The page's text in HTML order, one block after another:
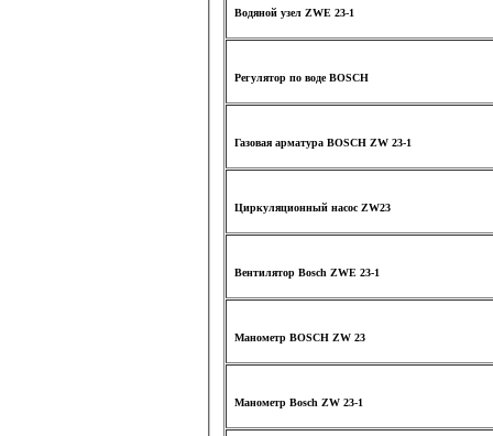
Водяной узел ZWE 23-1
Регулятор по воде BOSCH
Газовая арматура BOSCH ZW 23-1
Циркуляционный насос ZW23
Вентилятор Bosch ZWE 23-1
Манометр BOSCH ZW 23
Манометр Bosch ZW 23-1